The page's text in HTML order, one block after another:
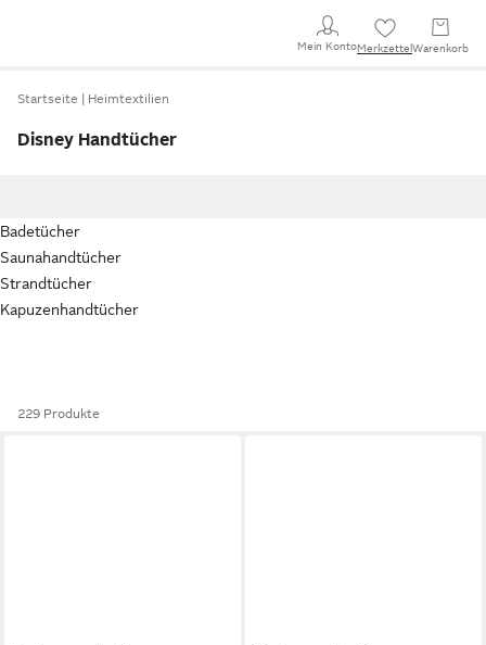
Mein KontoMerkzettel Warenkorb
Startseite Heimtextilien
Disney Handtücher
Badetücher
Saunahandtücher
Strandtücher
Kapuzenhandtücher
229 Produkte